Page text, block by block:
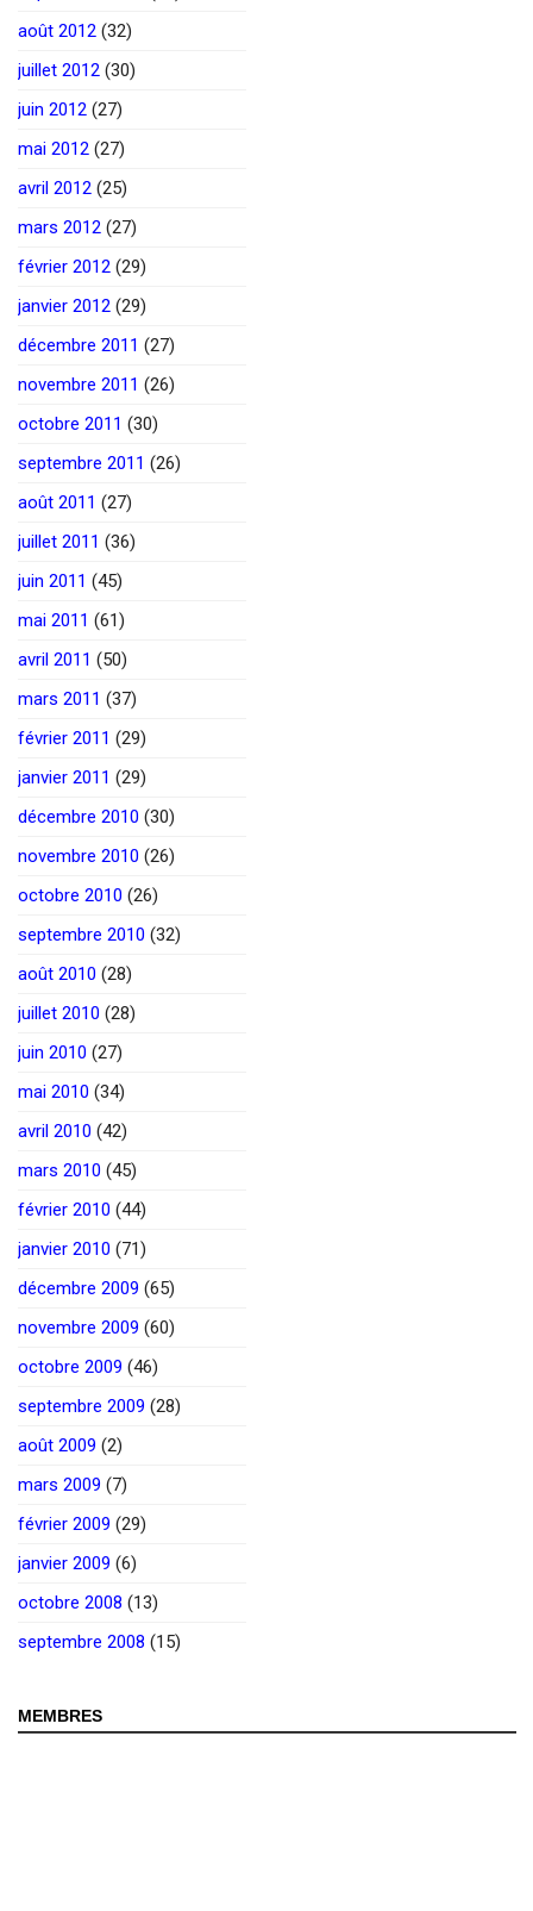
août 2012 (32)
juillet 2012 (30)
juin 2012 (27)
mai 2012 (27)
avril 2012 (25)
mars 2012 (27)
février 2012 (29)
janvier 2012 (29)
décembre 2011 (27)
novembre 2011 (26)
octobre 2011 (30)
septembre 2011 (26)
août 2011 (27)
juillet 2011 (36)
juin 2011 (45)
mai 2011 (61)
avril 2011 (50)
mars 2011 (37)
février 2011 (29)
janvier 2011 (29)
décembre 2010 (30)
novembre 2010 (26)
octobre 2010 (26)
septembre 2010 (32)
août 2010 (28)
juillet 2010 (28)
juin 2010 (27)
mai 2010 (34)
avril 2010 (42)
mars 2010 (45)
février 2010 (44)
janvier 2010 (71)
décembre 2009 (65)
novembre 2009 (60)
octobre 2009 (46)
septembre 2009 (28)
août 2009 (2)
mars 2009 (7)
février 2009 (29)
janvier 2009 (6)
octobre 2008 (13)
septembre 2008 (15)
MEMBRES